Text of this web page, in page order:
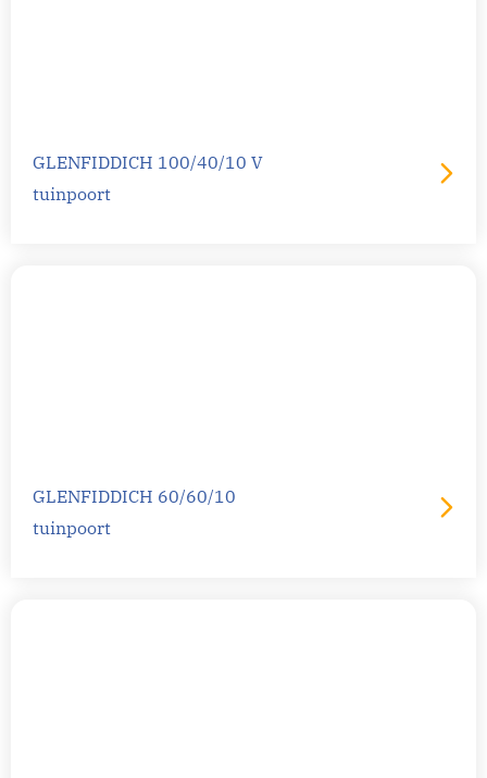
GLENFIDDICH 100/40/10 V
tuinpoort
GLENFIDDICH 60/60/10
tuinpoort